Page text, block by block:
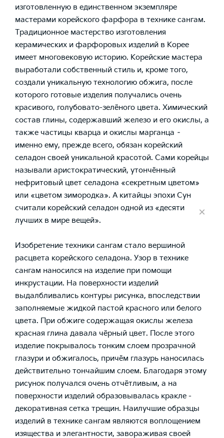
изготовленную в единственном экземпляре
мастерами корейского фарфора в технике сангам.
Традиционное мастерство изготовления
керамических и фарфоровых изделий в Корее
имеет многовековую историю. Корейские мастера
выработали собственный стиль и, кроме того,
создали уникальную технологию обжига, после
которого готовые изделия получались очень
красивого, голубовато-зелёного цвета. Химический
состав глины, содержавший железо и его окислы, а
также частицы кварца и окислы марганца –
именно ему, прежде всего, обязан корейский
селадон своей уникальной красотой. Сами корейцы
называли аристократический, утончённый
нефритовый цвет селадона «секретным цветом»
или «цветом зимородка». А китайцы эпохи Сун
считали корейский селадон одной из «десяти
лучших в мире вещей».
Изобретение техники сангам стало вершиной
расцвета корейского селадона. Узор в технике
сангам наносился на изделие при помощи
инкрустации. На поверхности изделий
выдалбливались контуры рисунка, впоследствии
заполняемые жидкой пастой красного или белого
цвета. При обжиге содержащая окислы железа
красная глина давала чёрный цвет. После этого
изделие покрывалось тонким слоем прозрачной
глазури и обжигалось, причём глазурь наносилась
действительно тончайшим слоем. Благодаря этому
рисунок получался очень отчётливым, а на
поверхности изделий образовывалась кракле -
декоративная сетка трещин. Наилучшие образцы
изделий в технике сангам являются воплощением
изящества и элегантности, завораживая своей
×